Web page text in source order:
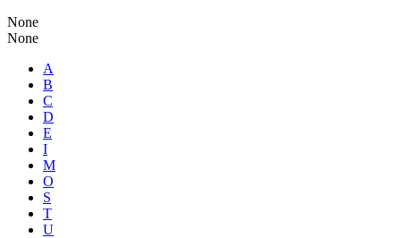
None
None
A
B
C
D
E
I
M
O
S
T
U